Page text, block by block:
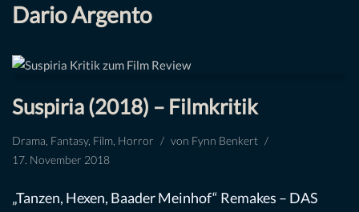
Dario Argento
Suspiria (2018) – Filmkritik
Drama Fantasy, Film Horror von Fynn Benkert
17. November 2018
„Tanzen, Hexen, Baader Meinhof“ Remakes – DAS